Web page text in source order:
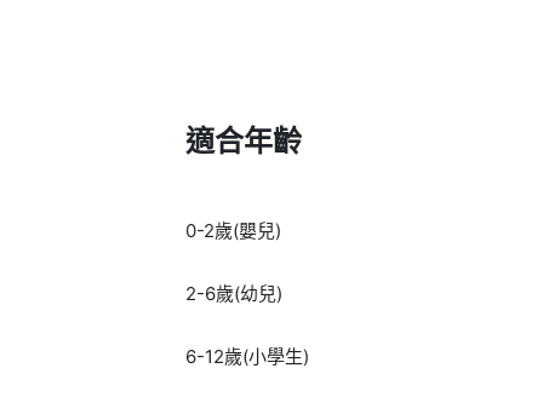
適合年齡
0-2歲(嬰兒)
2-6歲(幼兒)
6-12歲(小學生)